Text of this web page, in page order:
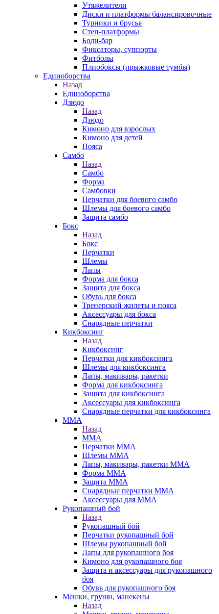
Утяжелители
Диски и платформы балансировочные
Турники и брусья
Степ-платформы
Боди-бар
Фиксаторы, суппорты
Фитболы
Плиобоксы (прыжковые тумбы)
Единоборства
Назад
Единоборства
Дзюдо
Назад
Дзюдо
Кимоно для взрослых
Кимоно для детей
Пояса
Самбо
Назад
Самбо
Форма
Самбовки
Перчатки для боевого самбо
Шлемы для боевого самбо
Защита самбо
Бокс
Назад
Бокс
Перчатки
Шлемы
Лапы
Форма для бокса
Защита для бокса
Обувь для бокса
Тренерский жилеты и пояса
Аксессуары для бокса
Снарядные перчатки
Кикбоксинг
Назад
Кикбоксинг
Перчатки для кикбоксинга
Шлемы для кикбоксинга
Лапы, макивары, ракетки
Форма для кикбоксинга
Защита для кикбоксинга
Аксессуары для кикбоксинга
Снарядные перчатки для кикбоксинга
ММА
Назад
ММА
Перчатки ММА
Шлемы ММА
Лапы, макивары, ракетки ММА
Форма ММА
Защита ММА
Снарядные перчатки ММА
Аксессуары для ММА
Рукопашный бой
Назад
Рукопашный бой
Перчатки рукопашный бой
Шлемы рукопашный бой
Лапы для рукопашного боя
Кимоно для рукопашного боя
Защита и аксессуары для рукопашного
боя
Обувь для рукопашного боя
Мешки, груши, манекены
Назад